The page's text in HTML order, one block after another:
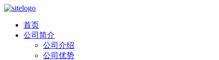
首页
公司简介
公司介绍
公司优势